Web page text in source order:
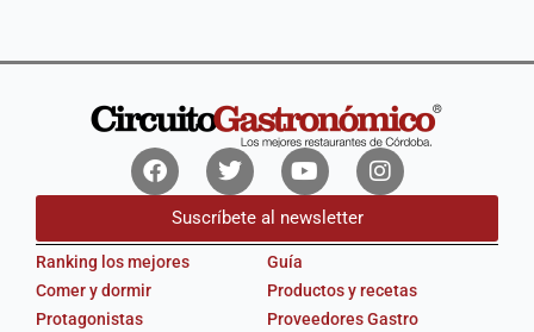
FacebookTwitterYoutubeInstagram
Suscríbete al newsletter
Ranking los mejores
Comer y dormir
Protagonistas
Guía
Productos y recetas
Proveedores Gastro